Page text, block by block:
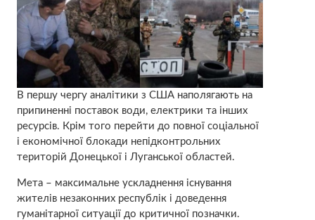
В першу чергу аналітики з США наполягають на
припиненні поставок води, електрики та інших
ресурсів. Крім того перейти до повної соціальної
і економічної блокади непідконтрольних
територій Донецької і Луганської областей.
Мета – максимальне ускладнення існування
жителів незаконних республік і доведення
гуманітарної ситуації до критичної позначки.